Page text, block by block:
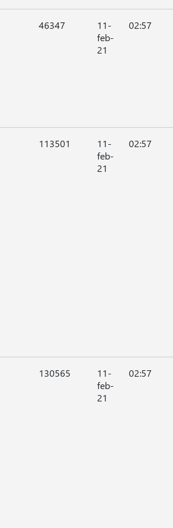
46347
11-
feb-
21
02:57
113501
11-
feb-
21
02:57
130565
11-
feb-
21
02:57